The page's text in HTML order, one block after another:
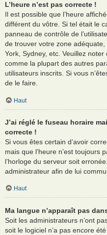
L’heure n’est pas correcte !
Il est possible que l’heure
différent du vôtre. Si tel était le
panneau de contrôle de
de trouver votre zone
York, Sydney, etc. Veuillez
comme la plupart des autres
utilisateurs inscrits. Si vous
de le faire.
Haut
J’ai réglé le fuseau horaire
correcte !
Si vous êtes certain d’avoir
mais que l’heure n’est toujours
l’horloge du serveur soit
administrateur afin de lui
Haut
Ma langue n’apparaît pas
Soit les administrateurs n’ont
soit le logiciel n’a pas encore